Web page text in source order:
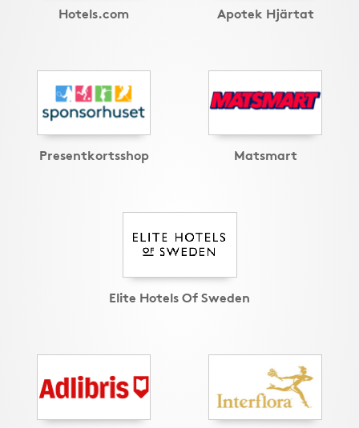
Hotels.com Apotek Hjärtat
Presentkortsshop Matsmart
Elite Hotels Of Sweden